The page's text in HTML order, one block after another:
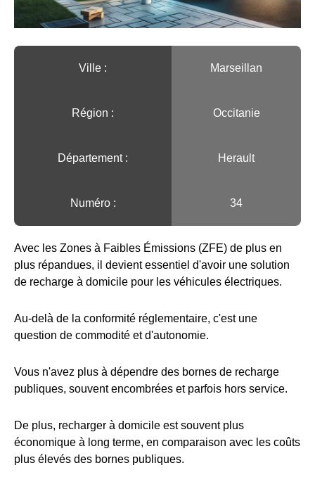
Ville :️ Marseillan
Région :️ Occitanie
Département : Herault
Numéro : 34
Avec les Zones à Faibles Émissions (ZFE) de plus en
plus répandues, il devient essentiel d'avoir une solution
de recharge à domicile pour les véhicules électriques.
Au-delà de la conformité réglementaire, c'est une
question de commodité et d'autonomie.
Vous n'avez plus à dépendre des bornes de recharge
publiques, souvent encombrées et parfois hors service.
De plus, recharger à domicile est souvent plus
économique à long terme, en comparaison avec les coûts
plus élevés des bornes publiques.